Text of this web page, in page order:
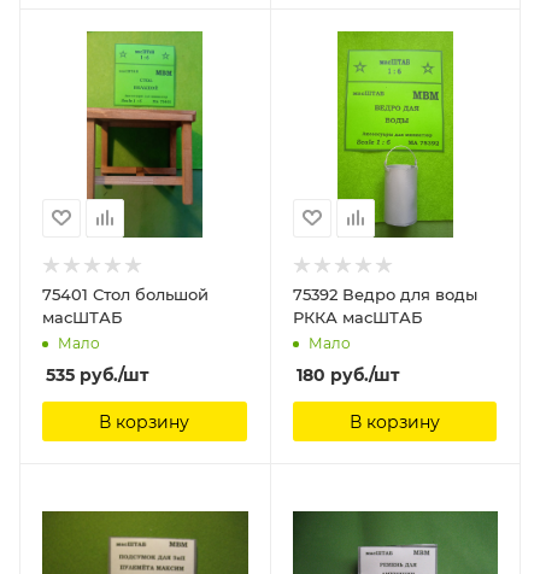
75401 Стол большой
масШТАБ
Мало
535 руб./шт
В корзину
75392 Ведро для воды
РККА масШТАБ
Мало
180 руб./шт
В корзину